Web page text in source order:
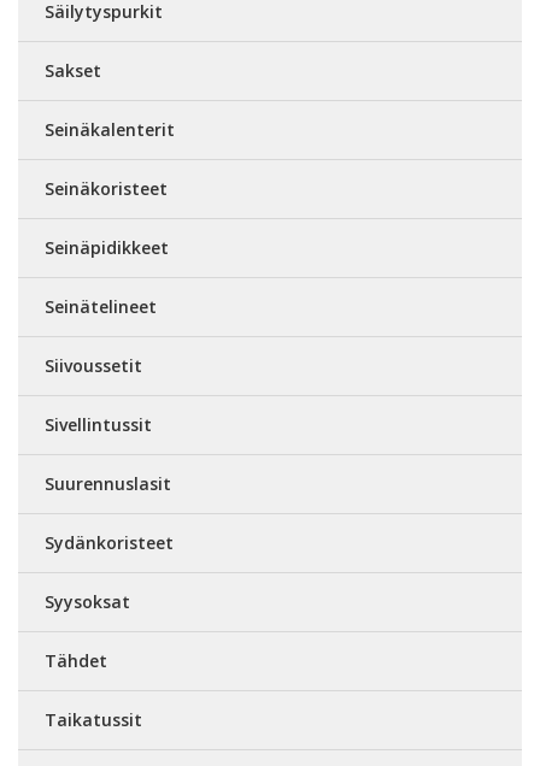
Säilytyspurkit
Sakset
Seinäkalenterit
Seinäkoristeet
Seinäpidikkeet
Seinätelineet
Siivoussetit
Sivellintussit
Suurennuslasit
Sydänkoristeet
Syysoksat
Tähdet
Taikatussit